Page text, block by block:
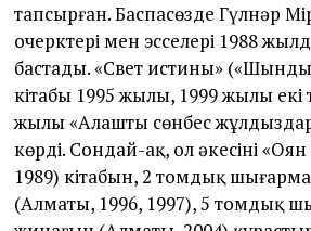
тапсырған. Баспасөзде Гүлнәр
очерктері мен эсселері 1988
бастады. «Свет истины»
кітабы 1995 жылы, 1999 жылы
жылы «Алаштың сөнбес
көрді. Сондай-ақ, ол әкесінің
1989) кітабын, 2 томдық
(Алматы, 1996, 1997), 5 томдық